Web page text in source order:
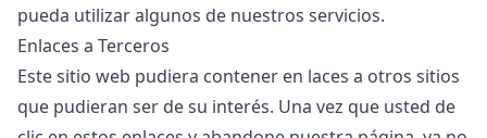
pueda utilizar algunos de nuestros servicios.
Enlaces a Terceros
Este sitio web pudiera contener en laces a otros sitios
que pudieran ser de su interés. Una vez que usted de